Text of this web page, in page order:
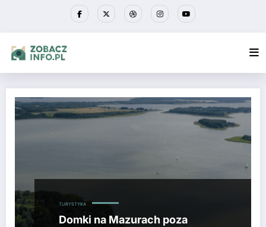
TURYSTYKA
Domki na Mazurach poza